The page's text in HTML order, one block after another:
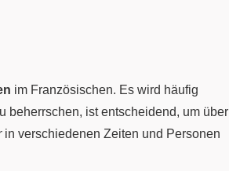
im Französischen. Es wird häufig
beherrschen, ist entscheidend, um über
in verschiedenen Zeiten und Personen